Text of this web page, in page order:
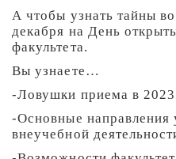
А чтобы узнать тайны
декабря на День
факультета.
Вы узнаете…
-Ловушки приема в
-Основные направления
внеучебной